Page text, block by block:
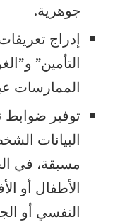
جوهرية.
إدراج
التأمين”
الممارسات
توفير ضوابط
البيانات
مسبقة، في
الأطفال أو
النفسي أو